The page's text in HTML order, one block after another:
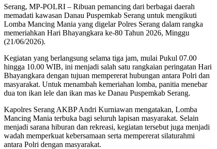
Serang, MP-POLRI – Ribuan pemancing dari berbagai daerah
memadati kawasan Danau Puspemkab Serang untuk mengikuti
Lomba Mancing Mania yang digelar Polres Serang dalam rangka
memeriahkan Hari Bhayangkara ke-80 Tahun 2026, Minggu
(21/06/2026).
Kegiatan yang berlangsung selama tiga jam, mulai Pukul 07.00
hingga 10.00 WIB, ini menjadi salah satu rangkaian peringatan Hari
Bhayangkara dengan tujuan mempererat hubungan antara Polri dan
masyarakat. Untuk menambah kemeriahan lomba, panitia menebar
dua ton ikan lele dan ikan mas ke Danau Puspemkab Serang.
Kapolres Serang AKBP Andri Kurniawan mengatakan, Lomba
Mancing Mania terbuka bagi seluruh lapisan masyarakat. Selain
menjadi sarana hiburan dan rekreasi, kegiatan tersebut juga menjadi
wadah memperkuat kebersamaan serta mempererat silaturahmi
antara Polri dengan masyarakat.